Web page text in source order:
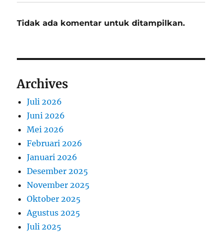
Tidak ada komentar untuk ditampilkan.
Archives
Juli 2026
Juni 2026
Mei 2026
Februari 2026
Januari 2026
Desember 2025
November 2025
Oktober 2025
Agustus 2025
Juli 2025